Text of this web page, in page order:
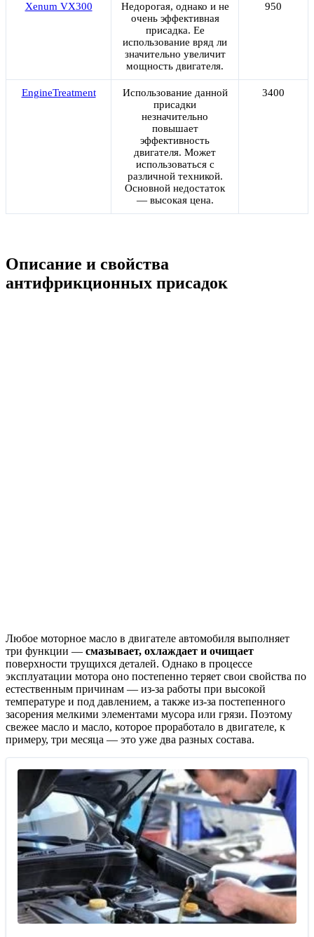
Xenum VX300
Недорогая, однако и не
очень эффективная
присадка. Ее
использование вряд ли
значительно увеличит
мощность двигателя.
950
EngineTreatment
Использование данной
присадки
незначительно
повышает
эффективность
двигателя. Может
использоваться с
различной техникой.
Основной недостаток
— высокая цена.
3400
Описание и свойства
антифрикционных присадок
Любое моторное масло в двигателе автомобиля выполняет
три функции — смазывает, охлаждает и очищает
поверхности трущихся деталей. Однако в процессе
эксплуатации мотора оно постепенно теряет свои свойства по
естественным причинам — из-за работы при высокой
температуре и под давлением, а также из-за постепенного
засорения мелкими элементами мусора или грязи. Поэтому
свежее масло и масло, которое проработало в двигателе, к
примеру, три месяца — это уже два разных состава.